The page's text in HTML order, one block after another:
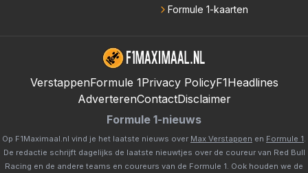
Formule 1-kaarten
VerstappenFormule 1Privacy PolicyF1Headlines
AdverterenContactDisclaimer
Formule 1-nieuws
Op F1Maximaal.nl vind je het laatste nieuws over Max Verstappen en Formule 1
De redactie schrijft dagelijks de laatste nieuwtjes over de coureur van Red Bull
Racing en de andere teams en coureurs van de Formule 1. Ook houden we de